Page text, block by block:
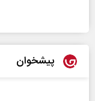
پیشخوان